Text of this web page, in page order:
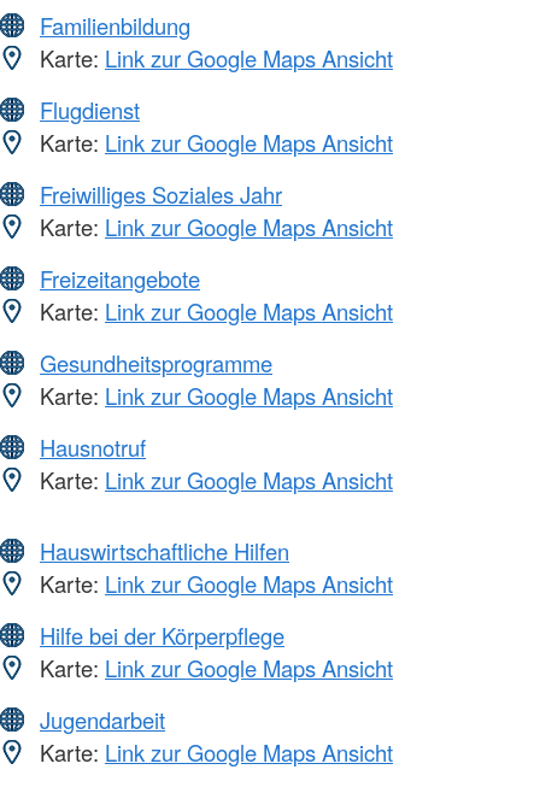
Familienbildung
Karte: Link zur Google Maps Ansicht
Flugdienst
Karte: Link zur Google Maps Ansicht
Freiwilliges Soziales Jahr
Karte: Link zur Google Maps Ansicht
Freizeitangebote
Karte: Link zur Google Maps Ansicht
Gesundheitsprogramme
Karte: Link zur Google Maps Ansicht
Hausnotruf
Karte: Link zur Google Maps Ansicht
Hauswirtschaftliche Hilfen
Karte: Link zur Google Maps Ansicht
Hilfe bei der Körperpflege
Karte: Link zur Google Maps Ansicht
Jugendarbeit
Karte: Link zur Google Maps Ansicht